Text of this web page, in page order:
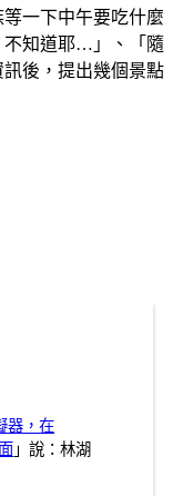
一下中午要吃什麼
不知道耶…」、「隨
後，提出幾個景點
器，在
」說：林湖